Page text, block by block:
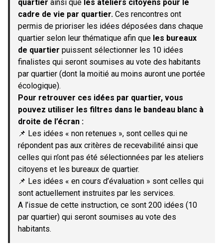
quartier ainsi que les ateliers citoyens pour le
cadre de vie par quartier. Ces rencontres ont
permis de prioriser les idées déposées dans chaque
quartier selon leur thématique afin que les bureaux
de quartier puissent sélectionner les 10 idées
finalistes qui seront soumises au vote des habitants
par quartier (dont la moitié au moins auront une portée
écologique).
Pour retrouver ces idées par quartier, vous
pouvez utiliser les filtres dans le bandeau blanc à
droite de l’écran :
📌 Les idées « non retenues », sont celles qui ne
répondent pas aux critères de recevabilité ainsi que
celles qui n’ont pas été sélectionnées par les ateliers
citoyens et les bureaux de quartier.
📌 Les idées « en cours d’évaluation » sont celles qui
sont actuellement instruites par les services.
A l’issue de cette instruction, ce sont 200 idées (10
par quartier) qui seront soumises au vote des
habitants.